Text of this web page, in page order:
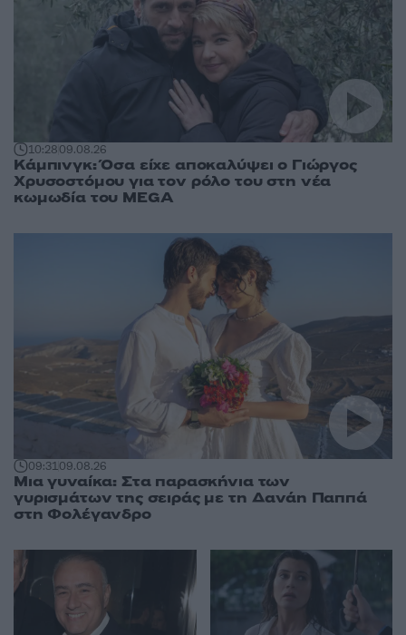
10:2809.08.26
Κάμπινγκ: Όσα είχε αποκαλύψει ο Γιώργος
Χρυσοστόμου για τον ρόλο του στη νέα
κωμωδία του MEGA
09:3109.08.26
Μια γυναίκα: Στα παρασκήνια των
γυρισμάτων της σειράς με τη Δανάη Παππά
στη Φολέγανδρο